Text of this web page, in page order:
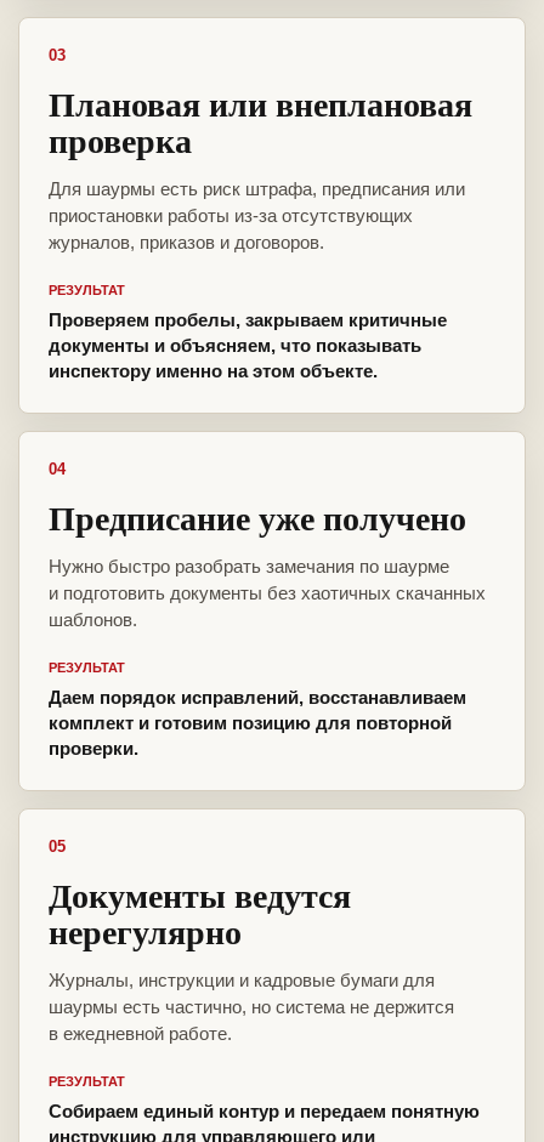
03
Плановая или внеплановая
проверка
Для шаурмы есть риск штрафа, предписания или
приостановки работы из-за отсутствующих
журналов, приказов и договоров.
РЕЗУЛЬТАТ
Проверяем пробелы, закрываем критичные
документы и объясняем, что показывать
инспектору именно на этом объекте.
04
Предписание уже получено
Нужно быстро разобрать замечания по шаурме
и подготовить документы без хаотичных скачанных
шаблонов.
РЕЗУЛЬТАТ
Даем порядок исправлений, восстанавливаем
комплект и готовим позицию для повторной
проверки.
05
Документы ведутся
нерегулярно
Журналы, инструкции и кадровые бумаги для
шаурмы есть частично, но система не держится
в ежедневной работе.
РЕЗУЛЬТАТ
Собираем единый контур и передаем понятную
инструкцию для управляющего или